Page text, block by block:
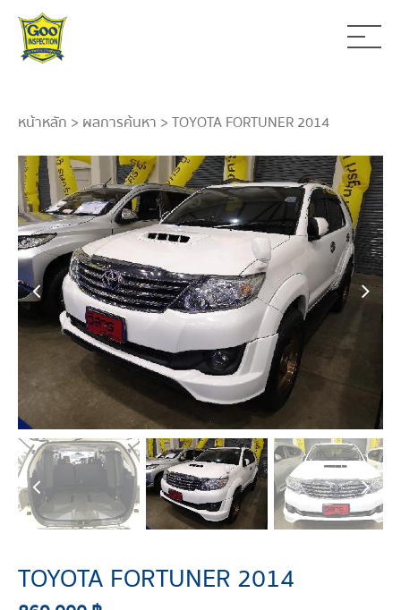
หน้าหลัก > ผลการค้นหา > TOYOTA FORTUNER 2014
TOYOTA FORTUNER 2014